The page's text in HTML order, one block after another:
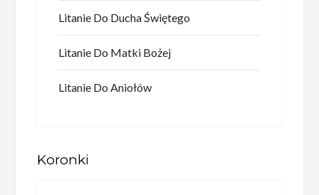
Litanie Do Ducha Świętego
Litanie Do Matki Bożej
Litanie Do Aniołów
Koronki